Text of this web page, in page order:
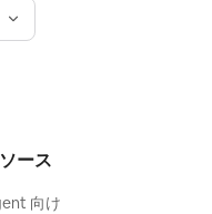
ース
向け